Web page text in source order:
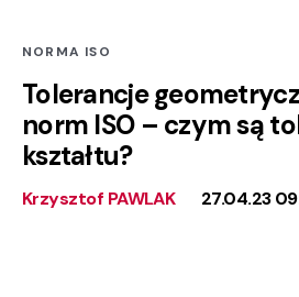
NORMA ISO
Tolerancje
norm ISO – czym są
kształtu?
Krzysztof PAWLAK 27.04.23